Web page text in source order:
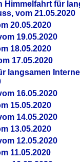
Himmelfahrt für
vom 21.05.2020
20.05.2020
19.05.2020
18.05.2020
17.05.2020
langsamen
16.05.2020
15.05.2020
14.05.2020
13.05.2020
12.05.2020
11.05.2020